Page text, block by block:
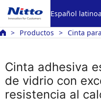
Español
Productos Cinta
Cinta adhesiva
de vidrio con
resistencia al